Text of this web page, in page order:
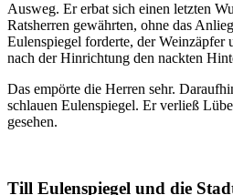
Ausweg. Er erbat sich einen letzten
Ratsherren gewährten, ohne das
Eulenspiegel forderte, der Weinzäpfer
nach der Hinrichtung den nackten
Das empörte die Herren sehr.
schlauen Eulenspiegel. Er verließ
gesehen.
Till Eulenspiegel und die